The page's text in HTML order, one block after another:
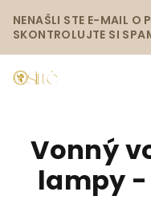
na
obsah
NENAŠLI STE E-MAIL O
SKONTROLUJTE SI
Vonný
lampy